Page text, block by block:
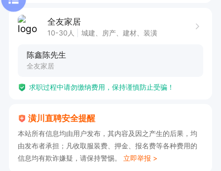
全友家居
10-30人 城建、房产、建材、装潢
陈鑫陈先生
全友家居
求职过程中请勿缴纳费用，保持谨慎防止受骗！
潢川直聘安全提醒
本站所有信息均由用户发布，其内容及因之产生的后果，均
由发布者承担；凡收取服装费、押金、报名费等各种费用的
信息均有欺诈嫌疑，请保持警惕。 立即举报 >